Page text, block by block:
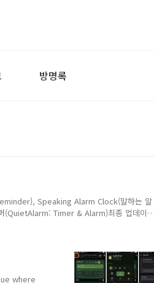
방명록
Speaking Alarm Clock(말하는 알
Timer & Alarm)최종 업데이
335) 이상 개발사: 코모스튜디
보를 소중히 여기며, 「개인정보 보호
where